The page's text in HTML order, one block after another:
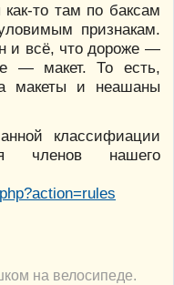
то там по баксам
признакам.
и всё, что дороже —
— макет. То есть,
макеты и неашаны
классифиации
членов нашего
на велосипеде.